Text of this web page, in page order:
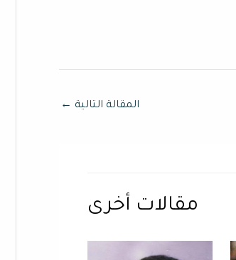
المقالة التالية ←
مقالات أخرى